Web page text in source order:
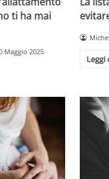
ti ha mai
Maggio 2025
Leggi